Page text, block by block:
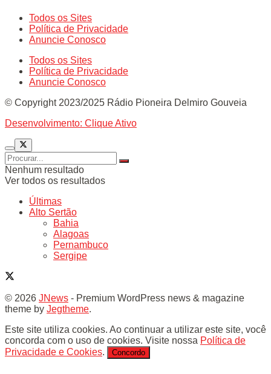
Todos os Sites
Política de Privacidade
Anuncie Conosco
Todos os Sites
Política de Privacidade
Anuncie Conosco
© Copyright 2023/2025 Rádio Pioneira Delmiro Gouveia
Desenvolvimento: Clique Ativo
Nenhum resultado
Ver todos os resultados
Últimas
Alto Sertão
Bahia
Alagoas
Pernambuco
Sergipe
© 2026 JNews - Premium WordPress news & magazine
theme by Jegtheme.
Este site utiliza cookies. Ao continuar a utilizar este site, você
concorda com o uso de cookies. Visite nossa Política de
Privacidade e Cookies. Concordo